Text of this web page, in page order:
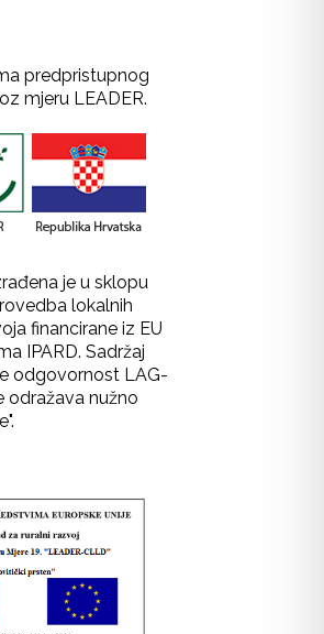
predpristupnog
mjeru LEADER.
je u sklopu
lokalnih
financirane iz EU
IPARD. Sadržaj
odgovornost LAG-
odražava nužno